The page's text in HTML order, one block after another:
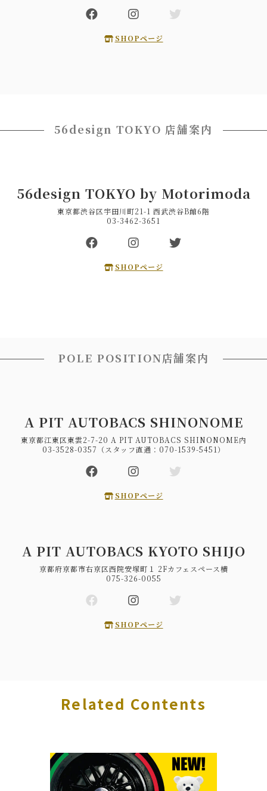
SHOPページ
56design TOKYO 店舗案内
56design TOKYO by Motorimoda
東京都渋谷区宇田川町21-1 西武渋谷B館6階
03-3462-3651
SHOPページ
POLE POSITION店舗案内
A PIT AUTOBACS SHINONOME
東京都江東区東雲2-7-20 A PIT AUTOBACS SHINONOME内
03-3528-0357（スタッフ直通：070-1539-5451）
SHOPページ
A PIT AUTOBACS KYOTO SHIJO
京都府京都市右京区西院安塚町１ 2Fカフェスペース横
075-326-0055
SHOPページ
Related Contents